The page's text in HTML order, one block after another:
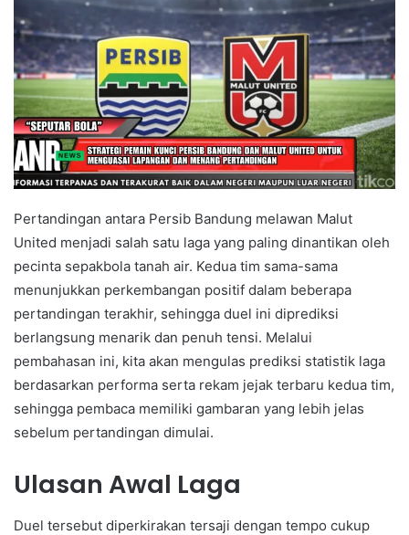
Pertandingan antara Persib Bandung melawan Malut
United menjadi salah satu laga yang paling dinantikan oleh
pecinta sepakbola tanah air. Kedua tim sama-sama
menunjukkan perkembangan positif dalam beberapa
pertandingan terakhir, sehingga duel ini diprediksi
berlangsung menarik dan penuh tensi. Melalui
pembahasan ini, kita akan mengulas prediksi statistik laga
berdasarkan performa serta rekam jejak terbaru kedua tim,
sehingga pembaca memiliki gambaran yang lebih jelas
sebelum pertandingan dimulai.
Ulasan Awal Laga
Duel tersebut diperkirakan tersaji dengan tempo cukup